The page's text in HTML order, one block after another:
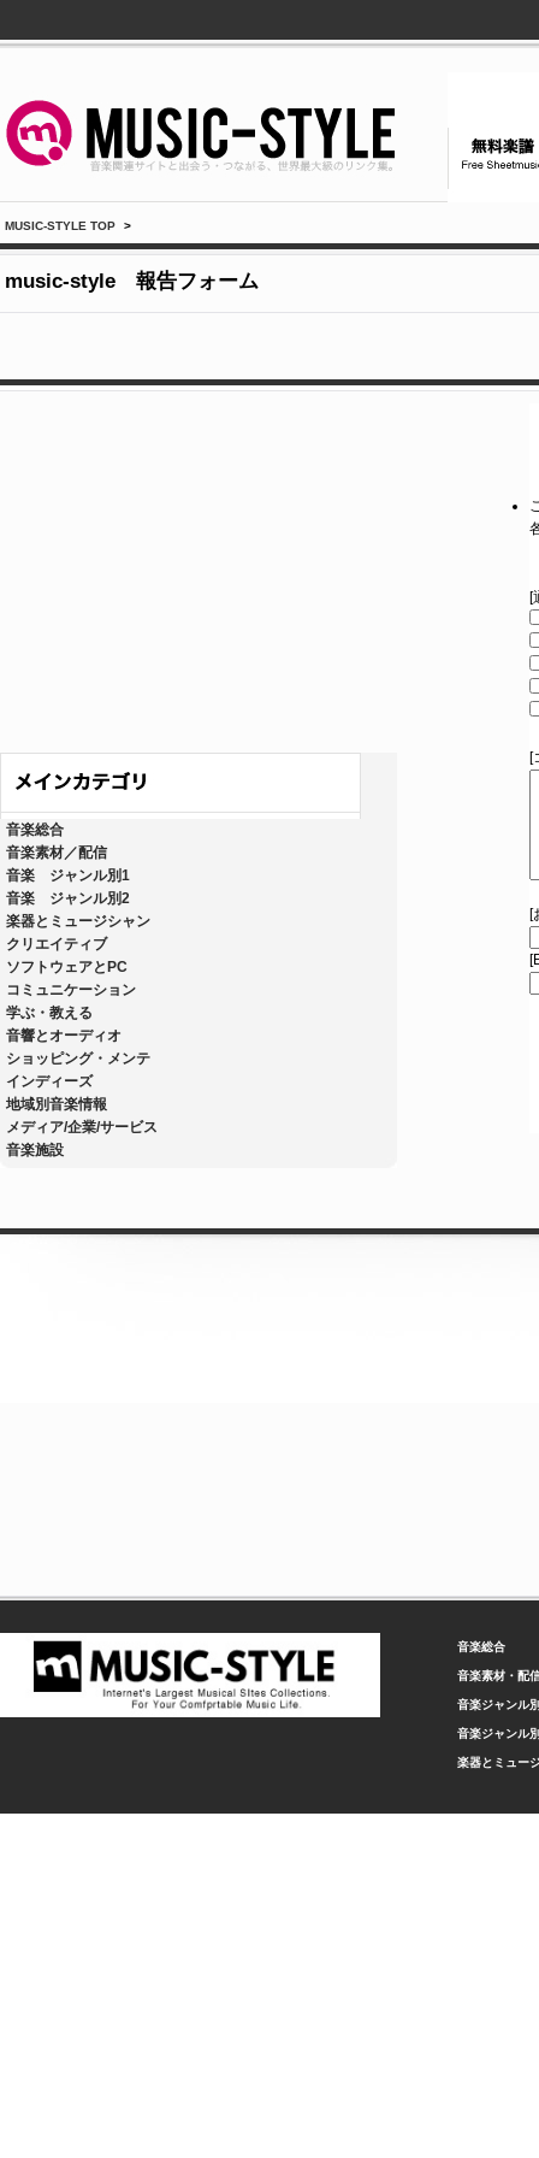
MUSIC-STYLE TOP >
music-style 報告フォーム
音楽総合
音楽素材／配信
音楽 ジャンル別1
音楽 ジャンル別2
楽器とミュージシャン
クリエイティブ
ソフトウェアとPC
コミュニケーション
学ぶ・教える
音響とオーディオ
ショッピング・メンテ
インディーズ
地域別音楽情報
メディア/企業/サービス
音楽施設
[
[
[
音楽総合
音楽素材・配
音楽ジャンル
音楽ジャンル
楽器とミュー